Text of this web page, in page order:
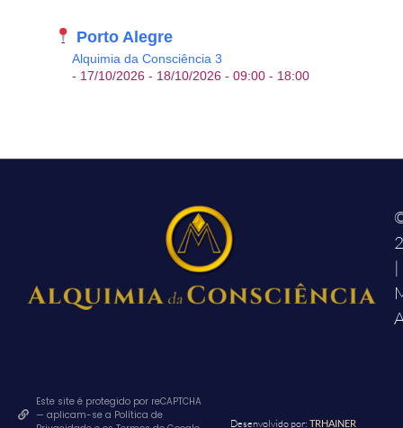
Porto Alegre
Alquimia da Consciência 3
- 17/10/2026 - 18/10/2026 - 09:00 - 18:00
|
Este site é protegido por reCAPTCHA
— aplicam-se a Política de
Desenvolvido por: TRHAINER